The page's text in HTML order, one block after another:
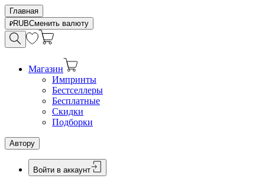
Главная
RUBСменить валюту
Магазин
Импринты
Бестселлеры
Бесплатные
Скидки
Подборки
Автору
Войти в аккаунт